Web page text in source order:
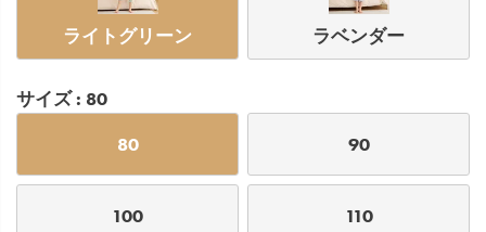
ライトグリーン ラベンダー
サイズ 80
80 90
100 110